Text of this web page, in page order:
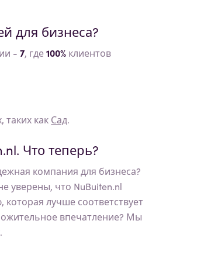
для бизнеса?
-7, где100% клиентов
таких как Сад.
. Что теперь?
компания для бизнеса?
уверены, что NuBuiten.nl
лучше соответствует
впечатление? Мы